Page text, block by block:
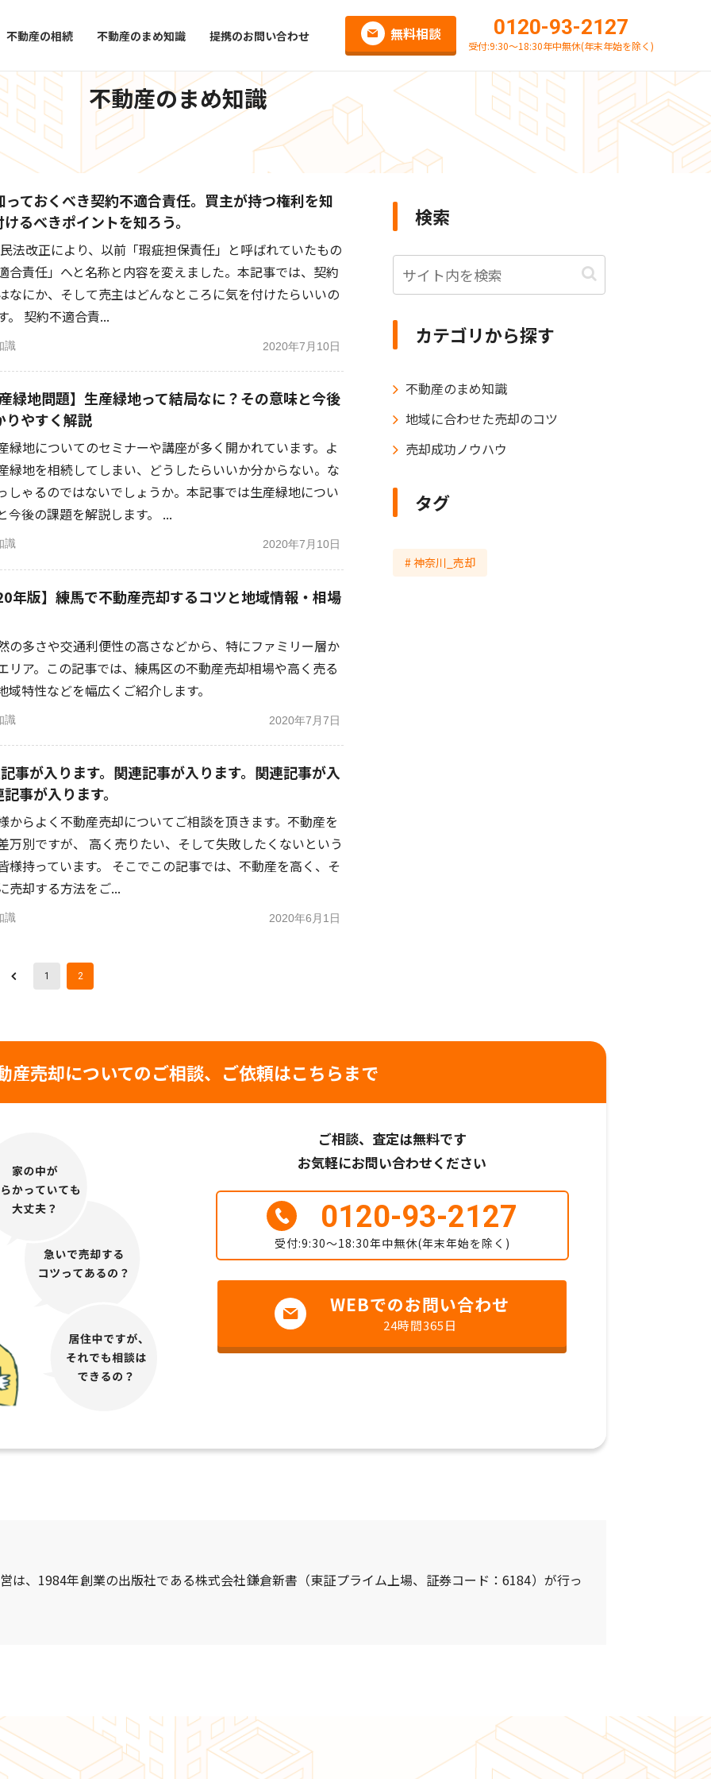
in /var/www/html/wp-content/plugins/block-lab/php/admin/class-admin.php on line 106
不動産の相続 不動産のまめ知識 提携のお問い合わせ 無料相談 0120-93-2127
受付:9:30～18:30年中無休(年末年始を除く)
不動産のまめ知識
っておくべき契約不適合責任。買主が持つ権利を知
るべきポイントを知ろう。
法改正により、以前「瑕疵担保責任」と呼ばれていたもの
合責任」へと名称と内容を変えました。本記事では、契約
なにか、そして売主はどんなところに気を付けたらいいの
。 契約不適合責...
識 2020年7月10日
緑地問題】生産緑地って結局なに？その意味と今後
りやすく解説
緑地についてのセミナーや講座が多く開かれています。よ
緑地を相続してしまい、どうしたらいいか分からない。な
しゃるのではないでしょうか。本記事では生産緑地につい
今後の課題を解説します。 ...
識 2020年7月10日
版】練馬で不動産売却するコツと地域情報・相場
の多さや交通利便性の高さなどから、特にファミリー層か
リア。この記事では、練馬区の不動産売却相場や高く売る
域特性などを幅広くご紹介します。
識 2020年7月7日
事が入ります。関連記事が入ります。関連記事が入
事が入ります。
からよく不動産売却についてご相談を頂きます。不動産を
万別ですが、 高く売りたい、そして失敗したくないという
様持っています。 そこでこの記事では、不動産を高く、そ
売却する方法をご...
識 2020年6月1日
1 2
検索
カテゴリから探す
不動産のまめ知識
地域に合わせた売却のコツ
売却成功ノウハウ
タグ
神奈川_売却
産売却についてのご相談、ご依頼はこちらまで
ご相談、査定は無料です
お気軽にお問い合わせください
0120-93-2127
受付:9:30～18:30年中無休(年末年始を除く)
WEBでのお問い合わせ
24時間365日
は、1984年創業の出版社である株式会社鎌倉新書（東証プライム上場、証券コード：6184）が行っ